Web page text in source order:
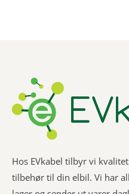
Hos EVkabel tilbyr vi
tilbehør til din elbil. Vi har